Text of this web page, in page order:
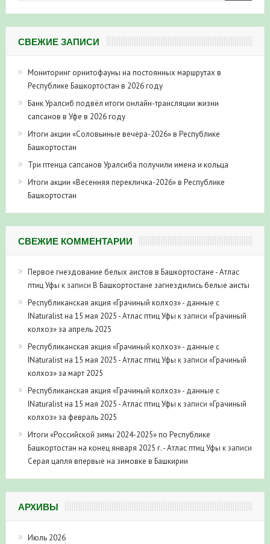
СВЕЖИЕ ЗАПИСИ
Мониторинг орнитофауны на постоянных маршрутах в
Республике Башкортостан в 2026 году
Банк Уралсиб подвёл итоги онлайн-трансляции жизни
сапсанов в Уфе в 2026 году
Итоги акции «Соловьиные вечера-2026» в Республике
Башкортостан
Три птенца сапсанов Уралсиба получили имена и кольца
Итоги акции «Весенняя перекличка-2026» в Республике
Башкортостан
СВЕЖИЕ КОММЕНТАРИИ
Первое гнездование белых аистов в Башкортостане - Атлас
птиц Уфы к записи В Башкортостане загнездились белые аисты
Республиканская акция «Грачиный колхоз» - данные с
INaturalist на 15 мая 2025 - Атлас птиц Уфы к записи «Грачиный
колхоз» за апрель 2025
Республиканская акция «Грачиный колхоз» - данные с
INaturalist на 15 мая 2025 - Атлас птиц Уфы к записи «Грачиный
колхоз» за март 2025
Республиканская акция «Грачиный колхоз» - данные с
INaturalist на 15 мая 2025 - Атлас птиц Уфы к записи «Грачиный
колхоз» за февраль 2025
Итоги «Российской зимы 2024-2025» по Республике
Башкортостан на конец января 2025 г. - Атлас птиц Уфы к записи
Серая цапля впервые на зимовке в Башкирии
АРХИВЫ
Июль 2026